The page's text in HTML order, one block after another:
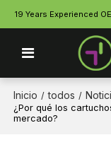
19 Years Experienced
Inicio / todos /
¿Por qué los
mercado?